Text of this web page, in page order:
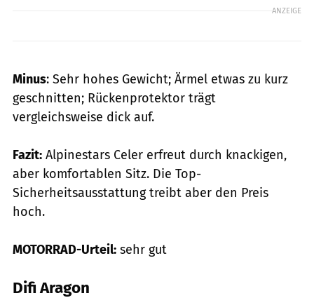
ANZEIGE
Minus: Sehr hohes Gewicht; Ärmel etwas zu kurz
geschnitten; Rückenprotektor trägt
vergleichsweise dick auf.
Fazit: Alpinestars Celer erfreut durch knackigen,
aber komfortablen Sitz. Die Top-
Sicherheitsausstattung treibt aber den Preis
hoch.
MOTORRAD-Urteil: sehr gut
Difi Aragon